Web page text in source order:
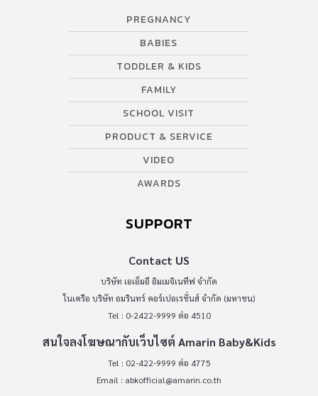
PREGNANCY
BABIES
TODDLER & KIDS
FAMILY
SCHOOL VISIT
PRODUCT & SERVICE
VIDEO
AWARDS
SUPPORT
Contact US
บริษัท เอเอ็มอี อิมเมจิเนทีฟ จำกัด
ในเครือ บริษัท อมรินทร์ คอร์เปอเรชั่นส์ จำกัด (มหาชน)
Tel : 0-2422-9999 ต่อ 4510
สนใจลงโฆษณากับเว็บไซต์ Amarin Baby&Kids
Tel : 02-422-9999 ต่อ 4775
Email : abkofficial@amarin.co.th